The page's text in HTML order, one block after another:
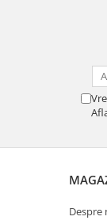
Despre